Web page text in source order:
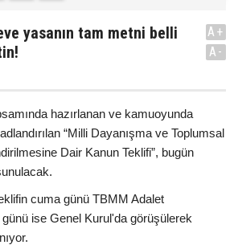
yasanın tam metni belli
A+
A-
hazırlanan ve kamuoyunda
“Milli Dayanışma ve Toplumsal
Dair Kanun Teklifi”, bugün
cuma günü TBMM Adalet
ise Genel Kurul'da görüşülerek